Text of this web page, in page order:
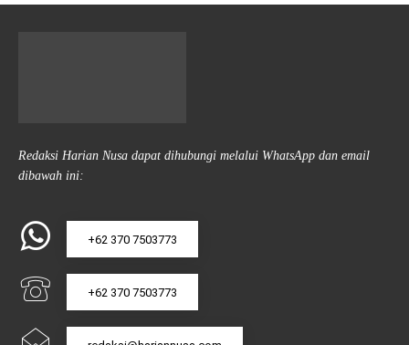
Redaksi Harian Nusa dapat dihubungi melalui WhatsApp dan email
dibawah ini:
+62 370 7503773
+62 370 7503773